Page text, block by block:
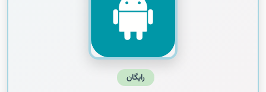
رایگان